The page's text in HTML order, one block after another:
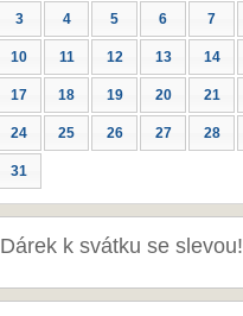
3 4 5 6 7
10 11 12 13 14
17 18 19 20 21
24 25 26 27 28
31
Dárek k svátku se slevou!